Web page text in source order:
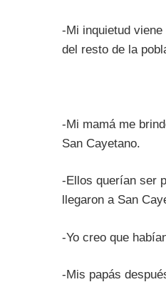
-Mi inquietud
del resto de la
-Mi mamá me
San Cayetano.
-Ellos querían ser
llegaron a San
-Yo creo que
-Mis papás